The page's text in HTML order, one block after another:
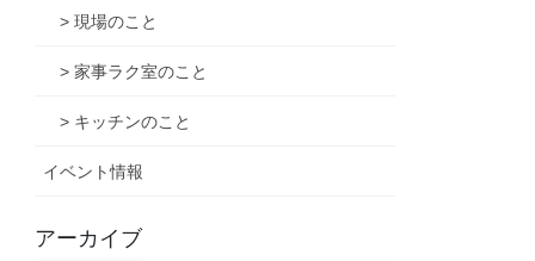
> 現場のこと
> 家事ラク室のこと
> キッチンのこと
イベント情報
アーカイブ